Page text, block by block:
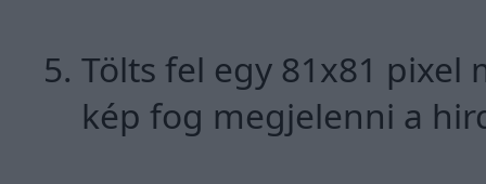
Tölts fel egy 81x81 pixel
kép fog megjelenni a